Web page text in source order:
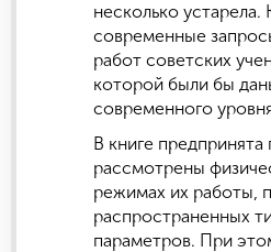
несколько
современные
работ советских
которой были бы
современного
В книге
рассмотрены
режимах их работы,
распространенных
параметров. При